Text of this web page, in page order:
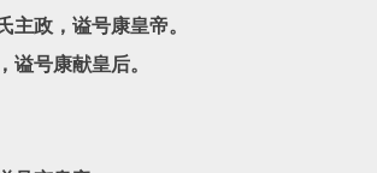
主政，谥号康皇帝。
谥号康献皇后。